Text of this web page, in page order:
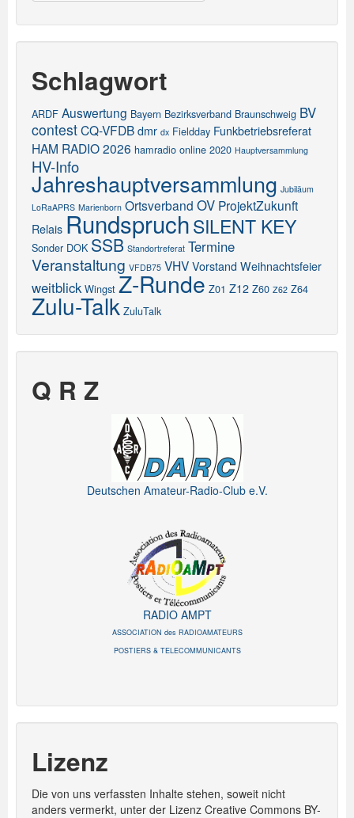
Schlagwort
ARDF Auswertung Bayern Bezirksverband Braunschweig BV
contestCQ-VFDB dmr dx Fieldday Funkbetriebsreferat
HAM RADIO 2026 hamradio online 2020 Hauptversammlung
HV-Info
Jahreshauptversammlung Jubiläum
LoRaAPRS Marienborn Ortsverband OV ProjektZukunft
Relais RundspruchSILENT KEY
Sonder DOK SSB Standortreferat Termine
Veranstaltung VFDB75 VHV Vorstand Weihnachtsfeier
weitblick Wingst Z-Runde Z01 Z12 Z60 Z62 Z64
Zulu-Talk ZuluTalk
Q R Z
Deutschen Amateur-Radio-Club e.V.
RADIO AMPT
ASSOCIATION des RADIOAMATEURS
POSTIERS & TELECOMMUNICANTS
Lizenz
Die von uns verfassten Inhalte stehen, soweit nicht
anders vermerkt, unter der Lizenz Creative Commons BY-